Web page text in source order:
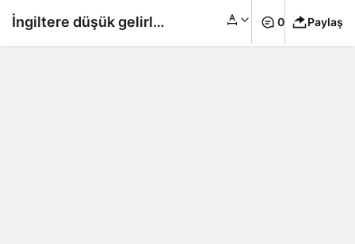
İngiltere düşük gelirli 0 Paylaş